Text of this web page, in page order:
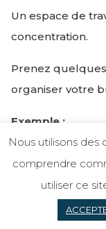
Un espace de
concentration.
Prenez
organiser votre
Exemple :
supprimer
Nous utilisons
comprendre
utiliser ce